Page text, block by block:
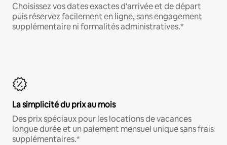
Choisissez vos dates exactes d'arrivée et de départ
puis réservez facilement en ligne, sans engagement
supplémentaire ni formalités administratives.*
La simplicité du prix au mois
Des prix spéciaux pour les locations de vacances
longue durée et un paiement mensuel unique sans frais
supplémentaires.*